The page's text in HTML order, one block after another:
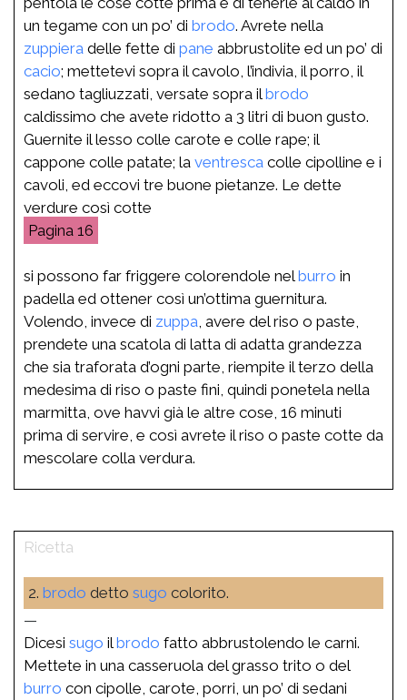
un tegame con un po’ di brodo. Avrete nella
zuppiera delle fette di pane abbrustolite ed un po’ di
cacio; mettetevi sopra il cavolo, l’indivia, il porro, il
sedano tagliuzzati, versate sopra ilbrodo
caldissimo che avete ridotto a 3 litri di buon gusto.
Guernite il lesso colle carote e colle rape; il
cappone colle patate; la ventresca colle cipolline e i
cavoli, ed eccovi tre buone pietanze. Le dette
verdure così cotte
16
si possono far friggere colorendole nelburro in
padella ed ottener così un’ottima guernitura.
Volendo, invece di zuppa , avere del riso o paste,
prendete una scatola di latta di adatta grandezza
che sia traforata d’ogni parte, riempite il terzo della
medesima di riso o paste fini, quindi ponetela nella
marmitta, ove havvi già le altre cose, 16 minuti
prima di servire, e così avrete il riso o paste cotte da
mescolare colla verdura.
2. brodo detto sugo colorito.
—
Dicesi sugo ilbrodo fatto abbrustolendo le carni.
Mettete in una casseruola del grasso trito o del
burro con cipolle, carote, porri, un po’ di sedani